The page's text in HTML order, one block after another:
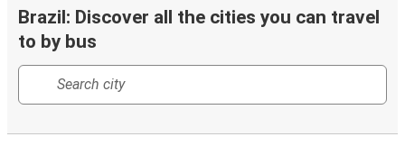
Brazil: Discover all the cities you can travel
to by bus